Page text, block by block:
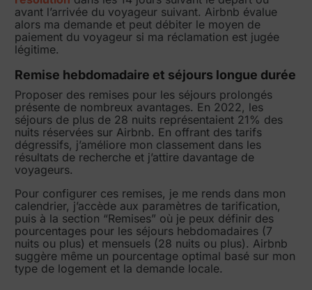
avant l’arrivée du voyageur suivant. Airbnb évalue
alors ma demande et peut débiter le moyen de
paiement du voyageur si ma réclamation est jugée
légitime.
Remise hebdomadaire et séjours longue durée
Proposer des remises pour les séjours prolongés
présente de nombreux avantages. En 2022, les
séjours de plus de 28 nuits représentaient 21% des
nuits réservées sur Airbnb. En offrant des tarifs
dégressifs, j’améliore mon classement dans les
résultats de recherche et j’attire davantage de
voyageurs.
Pour configurer ces remises, je me rends dans mon
calendrier, j’accède aux paramètres de tarification,
puis à la section “Remises” où je peux définir des
pourcentages pour les séjours hebdomadaires (7
nuits ou plus) et mensuels (28 nuits ou plus). Airbnb
suggère même un pourcentage optimal basé sur mon
type de logement et la demande locale.